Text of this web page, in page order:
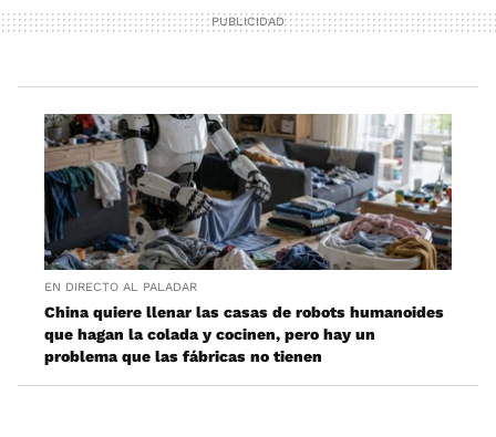
EN DIRECTO AL PALADAR
China quiere llenar las casas de robots humanoides
que hagan la colada y cocinen, pero hay un
problema que las fábricas no tienen